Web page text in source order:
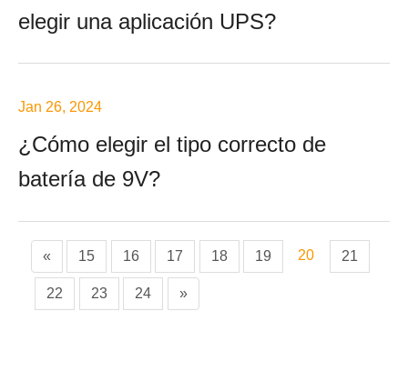
elegir una aplicación UPS?
Jan 26, 2024
¿Cómo elegir el tipo correcto de
batería de 9V?
« 15 16 17 18 19 20 21
22 23 24 »